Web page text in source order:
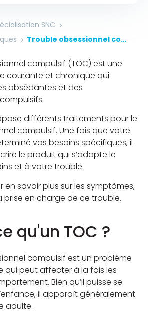
SNC
Trouble obsessionnel compulsif
compulsif (TOC) est une
courante et chronique qui
obsédantes et des
différents traitements pour le
compulsif. Une fois que votre
vos besoins spécifiques, il
le produit qui s’adapte le
et à votre trouble.
en savoir plus sur les symptômes,
prise en charge de ce trouble.
qu'un TOC ?
compulsif est un problème
qui peut affecter à la fois les
Bien qu’il puisse se
il apparaît généralement
adulte.